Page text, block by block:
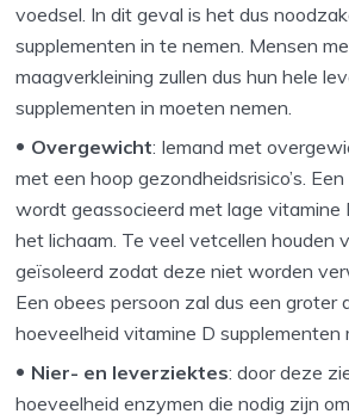
voedsel. In dit geval is het dus
supplementen in te nemen. Mensen
maagverkleining zullen dus hun hele
supplementen in moeten nemen.
Overgewicht: Iemand met
met een hoop gezondheidsrisico’s.
wordt geassocieerd met lage vitamine
het lichaam. Te veel vetcellen houden
geïsoleerd zodat deze niet worden
Een obees persoon zal dus een groter
hoeveelheid vitamine D supplementen
Nier- en leverziektes: door deze
hoeveelheid enzymen die nodig zijn